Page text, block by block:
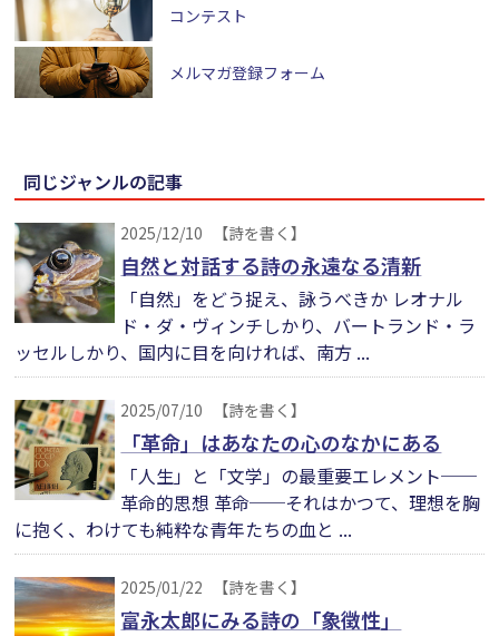
コンテスト
メルマガ登録フォーム
同じジャンルの記事
2025/12/10 【詩を書く】
自然と対話する詩の永遠なる清新
「自然」をどう捉え、詠うべきか レオナル
ド・ダ・ヴィンチしかり、バートランド・ラ
ッセルしかり、国内に目を向ければ、南方 ...
2025/07/10 【詩を書く】
「革命」はあなたの心のなかにある
「人生」と「文学」の最重要エレメント──
革命的思想 革命──それはかつて、理想を胸
に抱く、わけても純粋な青年たちの血と ...
2025/01/22 【詩を書く】
富永太郎にみる詩の「象徴性」